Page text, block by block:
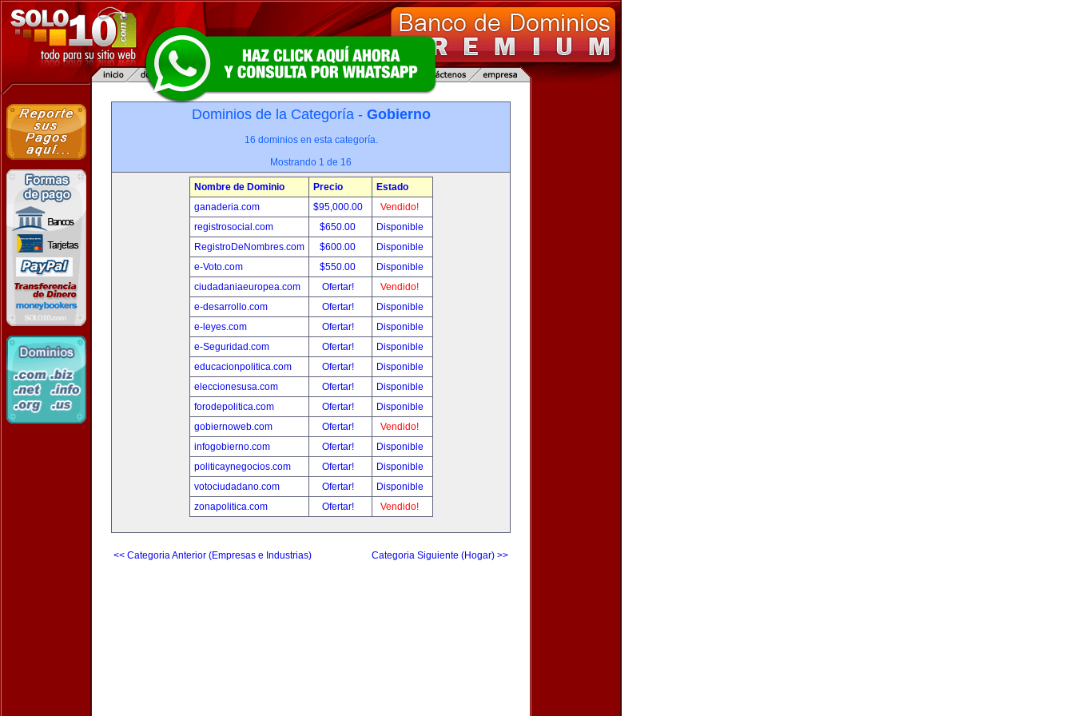
Dominios de la Categoría - Gobierno
16 dominios en esta categoría.
Mostrando 1 de 16
Nombre de Dominio Precio
Estado
ganaderia.com
$95,000.00
Vendido!
registrosocial.com
$650.00
Disponible
RegistroDeNombres.com
$600.00
Disponible
e-Voto.com
$550.00
Disponible
ciudadaniaeuropea.com
Ofertar!
Vendido!
e-desarrollo.com
Ofertar!
Disponible
e-leyes.com
Ofertar!
Disponible
e-Seguridad.com
Ofertar!
Disponible
educacionpolitica.com
Ofertar!
Disponible
eleccionesusa.com
Ofertar!
Disponible
forodepolitica.com
Ofertar!
Disponible
gobiernoweb.com
Ofertar!
Vendido!
infogobierno.com
Ofertar!
Disponible
politicaynegocios.com
Ofertar!
Disponible
votociudadano.com
Ofertar!
Disponible
zonapolitica.com
Ofertar! Vendido!
<< Categoria Anterior (Empresas e Industrias) Categoria Siguiente (Hogar) >>